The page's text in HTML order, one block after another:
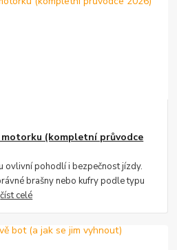
motorku (kompletní průvodce
ovlivní pohodlí i bezpečnost jízdy.
brašny nebo kufry podle typu
číst celé